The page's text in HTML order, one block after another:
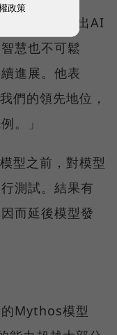
防堵中國勝出AI
慧也不可鬆
進展。他表
們的領先地位，
。」
型之前，對模型
測試。結果有
而延後模型發
Mythos模型
政策